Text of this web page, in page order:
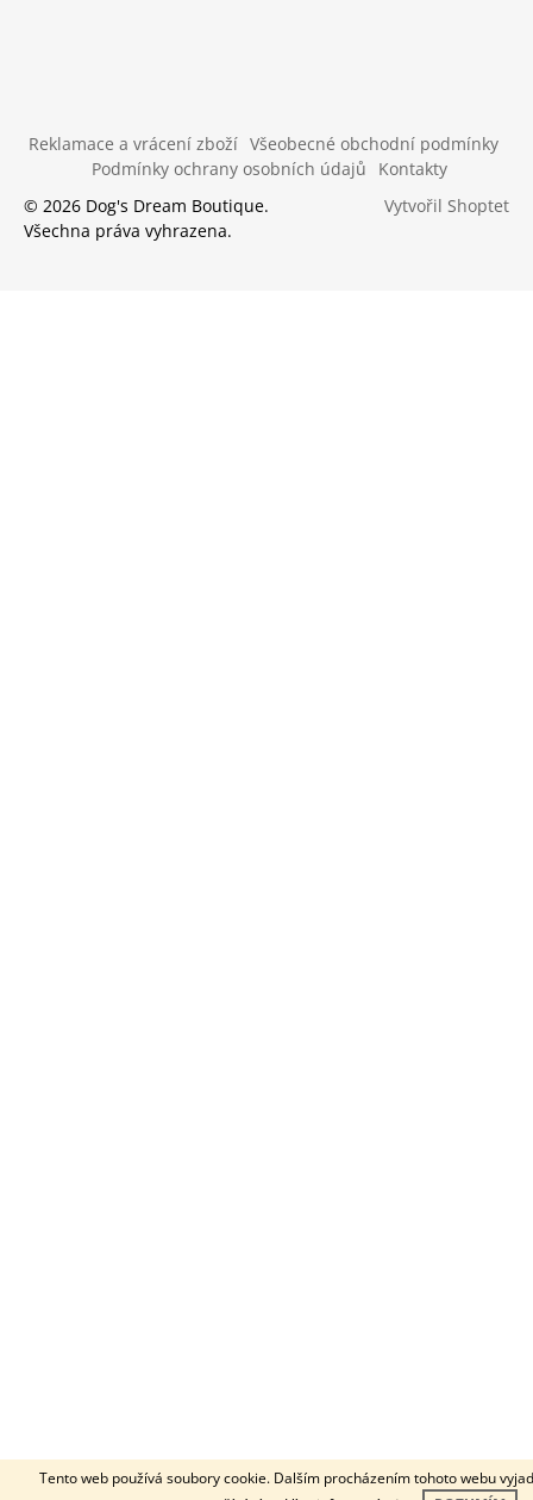
Tento web používá soubory cookie. Dalším procházením tohoto webu
Reklamace a vrácení zboží Všeobecné obchodní podmínky
Podmínky ochrany osobních údajů
Kontakty
Vytvořil Shoptet
© 2026 Dog's Dream Boutique.
Všechna práva vyhrazena.